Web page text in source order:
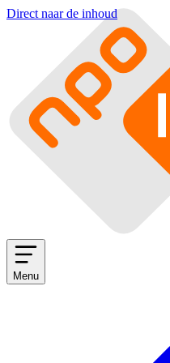
Direct naar de inhoud
Menu